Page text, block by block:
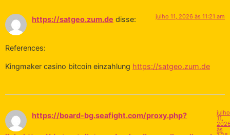
https://satgeo.zum.de disse: julho 11, 2026 às 11:21 am
References:
Kingmaker casino bitcoin einzahlung https://satgeo.zum.de
https://board-bg.seafight.com/proxy.php? julho
11,
às